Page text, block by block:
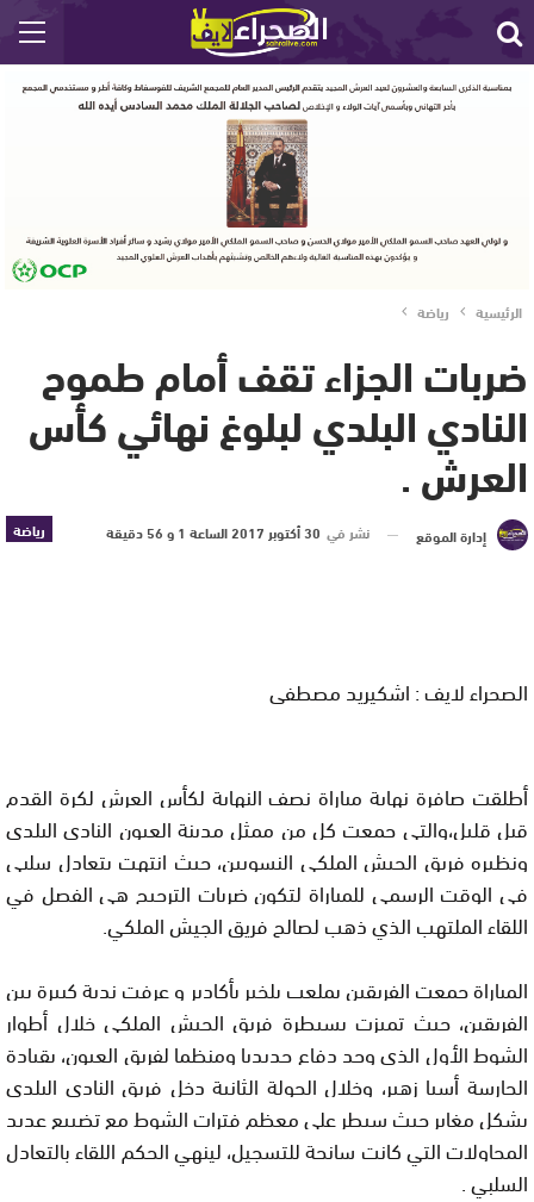
الرئيسية رياضة
ضربات الجزاء تقف أمام طموح
النادي البلدي لبلوغ نهائي كأس
العرش .
رياضة إدارة الموقع نشر في 30 أكتوبر 2017 الساعة 1 و 56 دقيقة
الصحراء لايف : اشكيريد مصطفى
أطلقت صافرة نهاية مباراة نصف النهاية لكأس العرش لكرة القدم
قبل قليل،والتي جمعت كل من ممثل مدينة العيون النادي البلدي
ونظيره فريق الجيش الملكي النسويين، حيث انتهت بتعادل سلبي
في الوقت الرسمي للمباراة لتكون ضربات الترجيح هي الفصل في
اللقاء الملتهب الذي ذهب لصالح فريق الجيش الملكي.
المباراة جمعت الفريقين بملعب بلخير بأكادير و عرفت ندية كبيرة بين
الفريقين، حيث تميزت بسيطرة فريق الجيش الملكي خلال أطوار
الشوط الأول الذي وجد دفاع حديديا ومنظما لفريق العيون، بقيادة
الحارسة أسيا زهير، وخلال الجولة الثانية دخل فريق النادي البلدي
بشكل مغاير حيث سيطر على معظم فترات الشوط مع تضييع عديد
المحاولات التي كانت سانحة للتسجيل، لينهي الحكم اللقاء بالتعادل
السلبي .